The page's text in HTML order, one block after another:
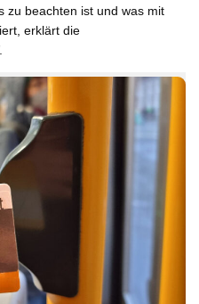
zu beachten ist und was mit
erklärt die